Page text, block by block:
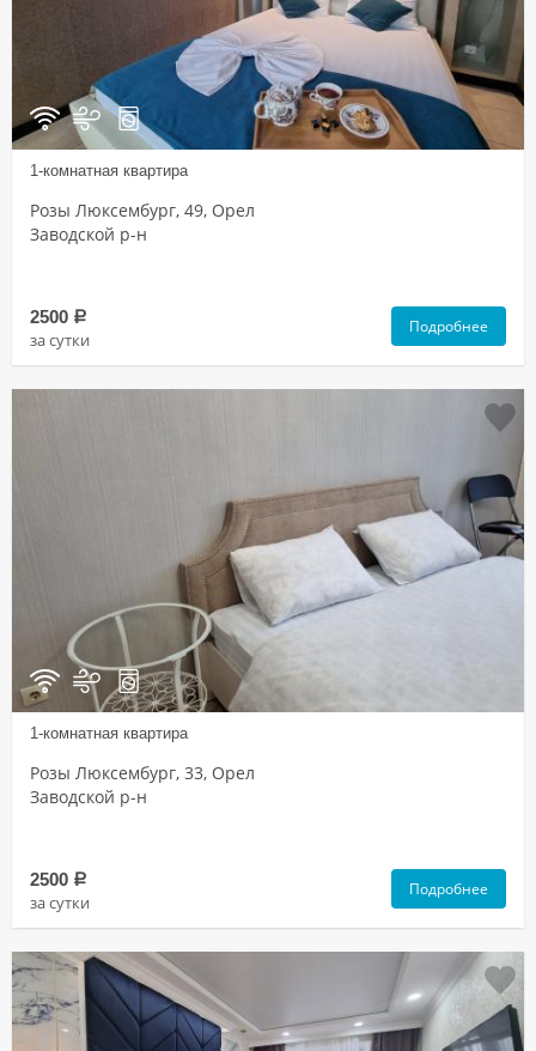
1-комнатная квартира
Розы Люксембург, 49, Орел
Заводской р-н
2500 a
за сутки
Подробнее
1-комнатная квартира
Розы Люксембург, 33, Орел
Заводской р-н
2500 a
за сутки
Подробнее